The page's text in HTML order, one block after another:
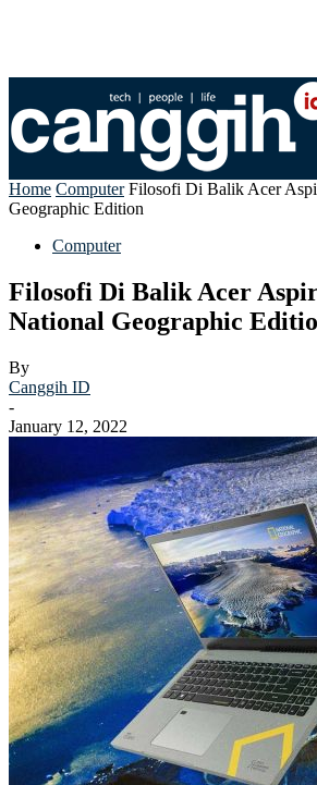
Home Computer Filosofi Di Balik Acer
Geographic Edition
Computer
Filosofi Di Balik Acer
National Geographic
By
Canggih ID
-
January 12, 2022